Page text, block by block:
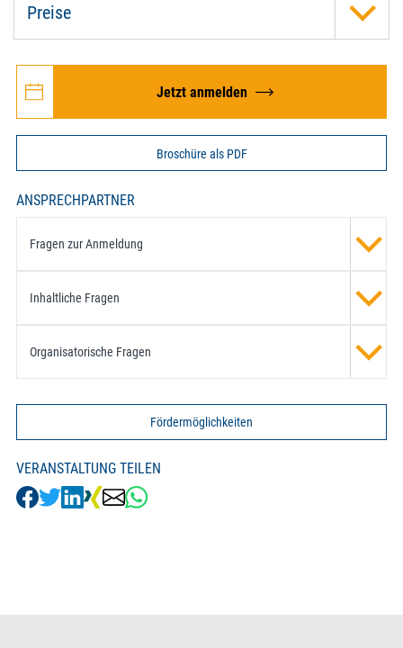
Preise
Jetzt anmelden
Broschüre als PDF
ANSPRECHPARTNER
Fragen zur Anmeldung
Inhaltliche Fragen
Organisatorische Fragen
Fördermöglichkeiten
VERANSTALTUNG TEILEN